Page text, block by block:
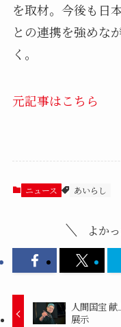
を取材。今後も日
との連携を強めな
く。
元記事はこちら
ニュース あいらし
よか
人間国宝
展示